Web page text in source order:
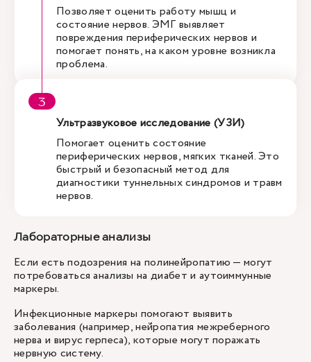
Позволяет оценить работу мышц и
состояние нервов. ЭМГ выявляет
повреждения периферических нервов и
помогает понять, на каком уровне возникла
проблема.
Ультразвуковое исследование (УЗИ)
Помогает оценить состояние
периферических нервов, мягких тканей. Это
быстрый и безопасный метод для
диагностики туннельных синдромов и травм
нервов.
Лабораторные анализы
Если есть подозрения на полинейропатию — могут
потребоваться анализы на диабет и аутоиммунные
маркеры.
Инфекционные маркеры помогают выявить
заболевания (например, нейропатия межреберного
нерва и вирус герпеса), которые могут поражать
нервную систему.